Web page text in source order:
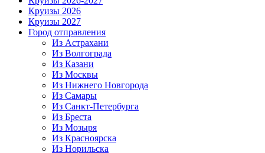
Круизы 2026
Круизы 2027
Город отправления
Из Астрахани
Из Волгограда
Из Казани
Из Москвы
Из Нижнего Новгорода
Из Самары
Из Санкт-Петербурга
Из Бреста
Из Мозыря
Из Красноярска
Из Норильска